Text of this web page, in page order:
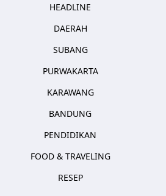
HEADLINE
DAERAH
SUBANG
PURWAKARTA
KARAWANG
BANDUNG
PENDIDIKAN
FOOD & TRAVELING
RESEP